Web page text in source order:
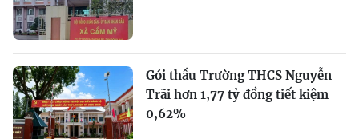
Gói thầu Trường THCS Nguyễn
Trãi hơn 1,77 tỷ đồng tiết kiệm
0,62%